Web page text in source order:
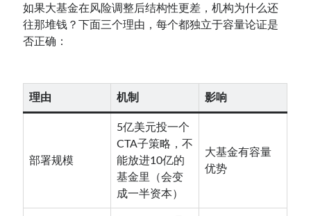
如果大基金在风险调整后结构性更差，机构为什么还
往那堆钱？下面三个理由，每个都独立于容量论证是
否正确：
理由 机制 影响
部署规模
5亿美元投一个
CTA子策略，不
能放进10亿的
基金里（会变
成一半资本）
大基金有容量
优势